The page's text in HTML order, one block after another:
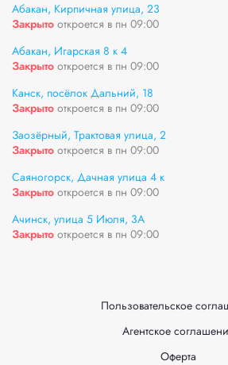
Абакан, Кирпичная улица, 23
Закрыто откроется в пн 09:00
Абакан, Игарская 8 к 4
Закрыто откроется в пн 09:00
Канск, посёлок Дальний, 18
Закрыто откроется в пн 09:00
Заозёрный, Трактовая улица, 2
Закрыто откроется в пн 09:00
Саяногорск, Дачная улица 4 к
Закрыто откроется в пн 09:00
Ачинск, улица 5 Июля, 3А
Закрыто откроется в пн 09:00
Пользовательское
Агентское
Оферта